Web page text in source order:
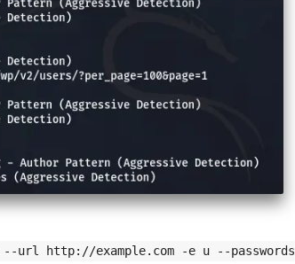
--url http://example.com -e u --passwords